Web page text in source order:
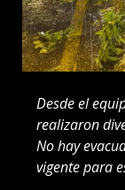
Desde el
realizaron
No hay
vigente para